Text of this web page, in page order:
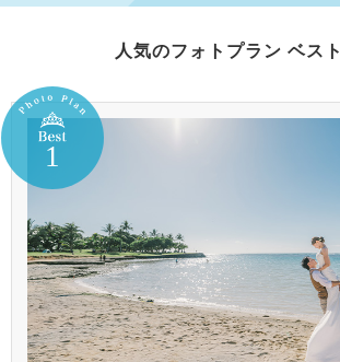
人気のフォト ベスト